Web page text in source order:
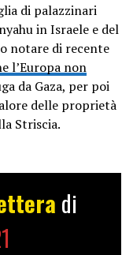
di palazzinari
in Israele e del
notare di recente
l’Europa non
da Gaza, per poi
delle proprietà
Striscia.
di